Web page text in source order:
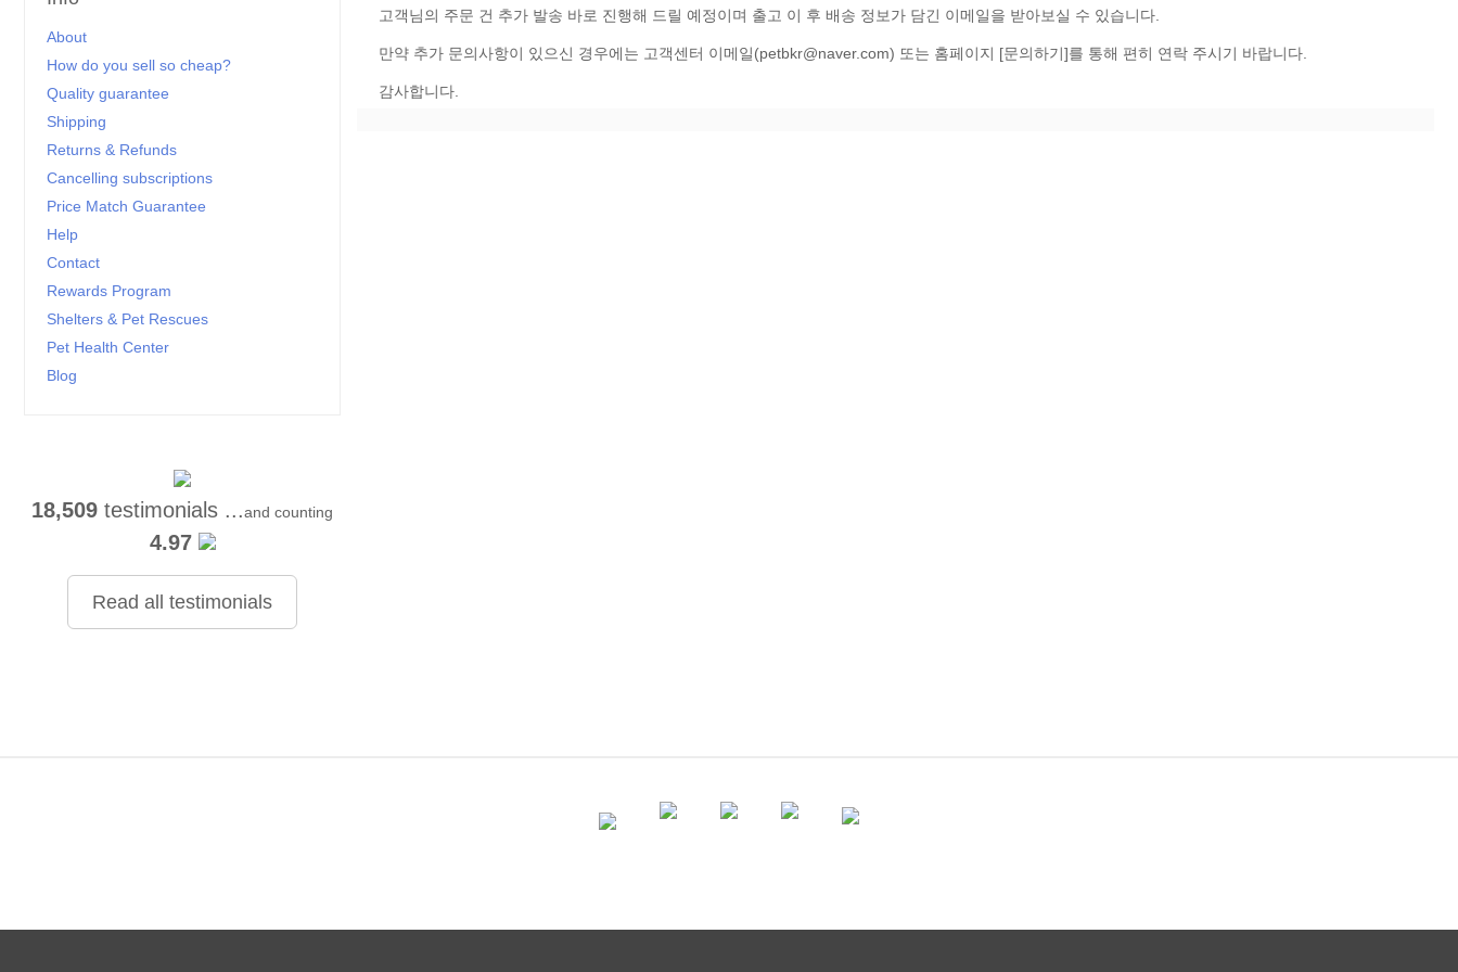
About
How do you sell so cheap?
Quality guarantee
Shipping
Returns & Refunds
Cancelling subscriptions
Price Match Guarantee
Help
Contact
Rewards Program
Shelters & Pet Rescues
Pet Health Center
Blog
18,509 testimonials ...and counting
4.97
Read all testimonials
고객님의 주문 건 추가 발송 바로 진행해 드릴 예정이며 출고 이 후 배송 정보가 담긴 이메일을 받아보실 수 있습니다.
만약 추가 문의사항이 있으신 경우에는 고객센터 이메일(petbkr@naver.com) 또는 홈페이지 [문의하기]를 통해 편히 연락 주시기 바랍니다.
감사합니다.